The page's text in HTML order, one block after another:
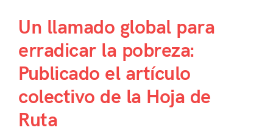
Un llamado global para
erradicar la pobreza:
Publicado el artículo
colectivo de la Hoja de
Ruta